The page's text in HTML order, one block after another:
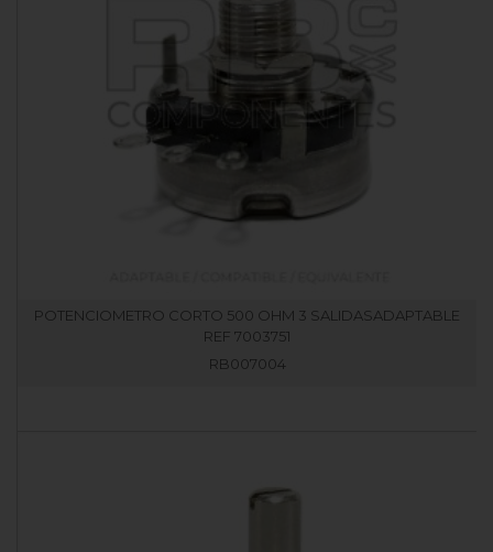
POTENCIOMETRO CORTO 500 OHM 3 SALIDASADAPTABLE
REF 7003751
RB007004